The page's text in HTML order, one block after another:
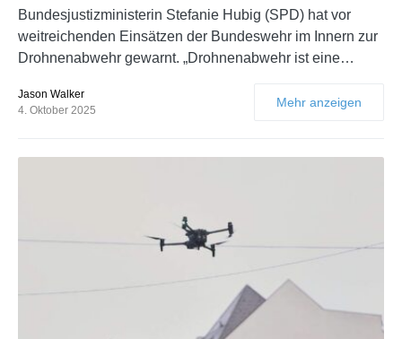
Bundesjustizministerin Stefanie Hubig (SPD) hat vor
weitreichenden Einsätzen der Bundeswehr im Innern zur
Drohnenabwehr gewarnt. „Drohnenabwehr ist eine…
Jason Walker
4. Oktober 2025
Mehr anzeigen